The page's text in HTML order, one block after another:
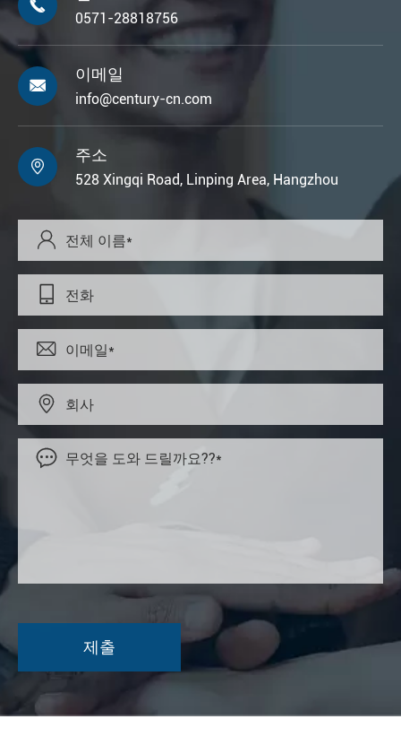

0571-28818756

이메일
info@century-cn.com

주소
528 Xingqi Road, Linping Area, Hangzhou




